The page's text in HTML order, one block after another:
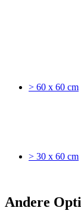
> 60 x 60 cm
> 30 x 60 cm
Andere